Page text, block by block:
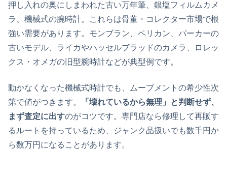
押し入れの奥にしまわれた古い万年筆、銀塩フィルムカメ
ラ、機械式の腕時計。これらは骨董・コレクター市場で根
強い需要があります。モンブラン、ペリカン、パーカーの
古いモデル、ライカやハッセルブラッドのカメラ、ロレッ
クス・オメガの旧型腕時計などが典型例です。
動かなくなった機械式時計でも、ムーブメントの希少性次
第で値がつきます。
「壊れているから無理」と判断せず、
まず査定に出すのがコツです。専門店なら修理して再販す
るルートを持っているため、ジャンク品扱いでも数千円か
ら数万円になることがあります。